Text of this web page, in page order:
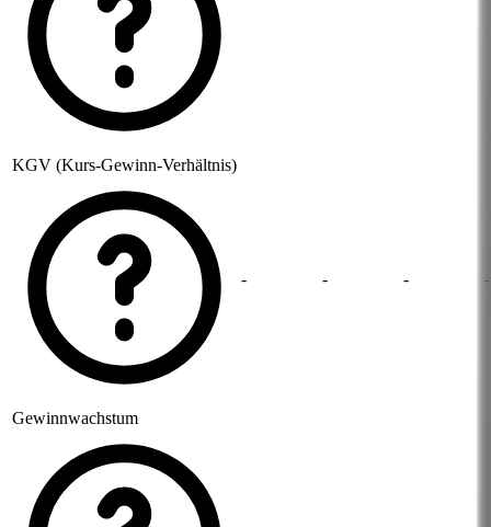
KGV (Kurs-Gewinn-Verhältnis)
- - - -
Gewinnwachstum